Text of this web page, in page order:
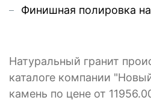
Финишная полировка
Натуральный гранит
каталоге компании
камень по цене от